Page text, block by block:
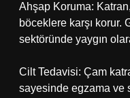
Ahşap Koruma:
böceklere karşı korur.
sektöründe yaygın
Cilt Tedavisi: Çam
sayesinde egzama ve